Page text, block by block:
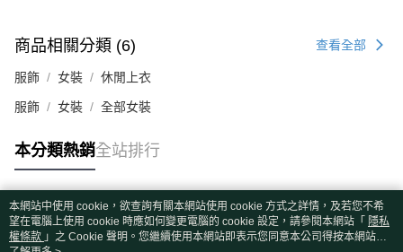
商品相關分類 (6) 查看全部
服飾 女裝 休閒上衣
服飾 女裝 全部女裝
本分類熱銷全站排行
熱門標籤
本網站中使用 cookie，欲查詢有關本網站使用 cookie 方式之詳情，及若您不希
望在電腦上使用 cookie 時應如何變更電腦的 cookie 設定，請參閱本網站「 隱私
權條款 」之 Cookie 聲明。您繼續使用本網站即表示您同意本公司得按本網站使